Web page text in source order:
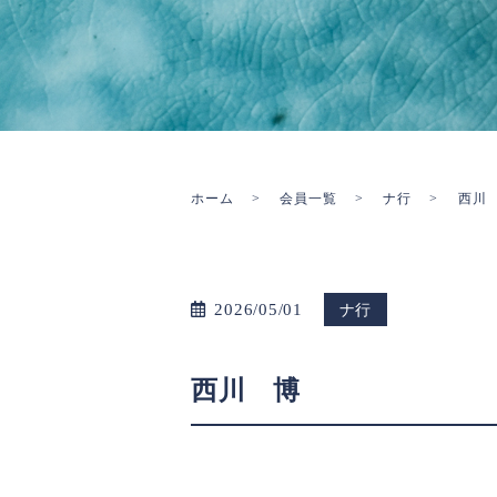
ホーム 会員一覧 ナ行 西川
2026/05/01 ナ行
西川 博